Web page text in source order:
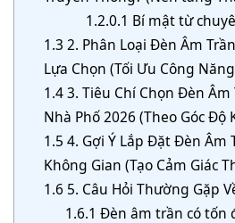
1.2.0.1 Bí mật từ
1.3 2. Phân Loại Đèn Âm
Lựa Chọn (Tối Ưu Công
1.43. Tiêu Chí Chọn Đèn Âm
Nhà Phố 2026 (Theo Góc Độ
1.5 4. Gợi Ý Lắp Đặt Đèn Âm
Không Gian (Tạo Cảm Giác
1.6 5. Câu Hỏi Thường Gặp
1.6.1 Đèn âm trần có tốn